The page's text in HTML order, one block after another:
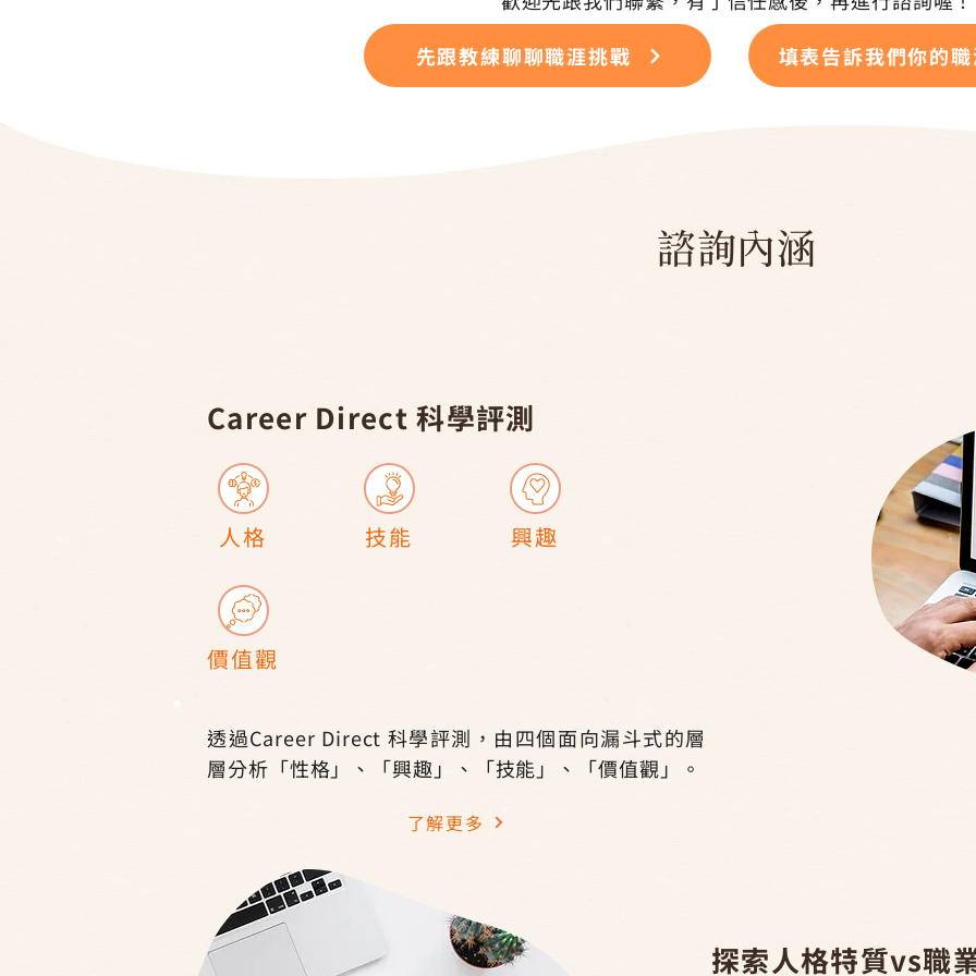
先跟教練聊聊職涯挑戰
填表告訴我們你的
諮詢內涵
Career Direct 科學評測
人格 技能 興趣
價值觀
透過Career Direct 科學評測，由四個面向漏斗式的層
層分析「性格」、「興趣」、「技能」、「價值觀」。
了解更多
探索人格特質vs職